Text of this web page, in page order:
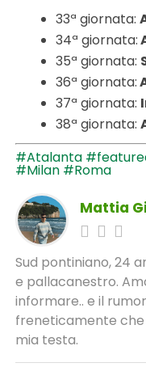
33ª giornata:
34ª giornata:
35ª giornata:
36ª giornata:
37ª giornata:
38ª giornata:
#Atalanta
#Milan #Roma
Mattia
Sud pontiniano, 24
e pallacanestro.
informare.. e il
freneticamente che
mia testa.